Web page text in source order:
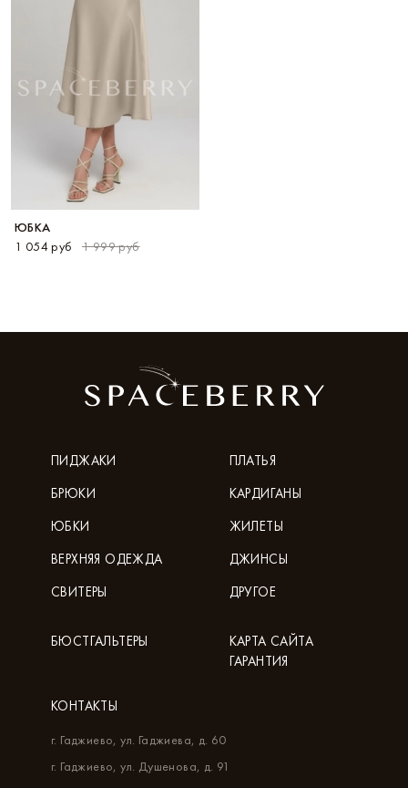
ЮБКА
1 054 руб
1 999 руб
ПИДЖАКИ
БРЮКИ
ЮБКИ
ВЕРХНЯЯ ОДЕЖДА
СВИТЕРЫ
ПЛАТЬЯ
КАРДИГАНЫ
ЖИЛЕТЫ
ДЖИНСЫ
ДРУГОЕ
БЮСТГАЛЬТЕРЫ
КАРТА САЙТА
ГАРАНТИЯ
КОНТАКТЫ
г. Гаджиево, ул. Гаджиева, д. 60
г. Гаджиево, ул. Душенова, д. 91